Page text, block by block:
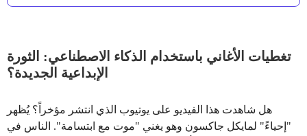
تغطيات الأغاني باستخدام الذكاء الاصطناعي: الثورة
الإبداعية الجديدة؟
هل شاهدت هذا الفيديو على يوتيوب الذي انتشر مؤخراً؟ يُظهر
"إحياءً" لمايكل جاكسون وهو يغني "موت مع ابتسامة". الناس في